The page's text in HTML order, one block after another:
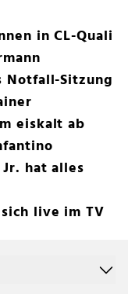
in CL-Quali
Notfall-Sitzung
eiskalt ab
hat alles
live im TV